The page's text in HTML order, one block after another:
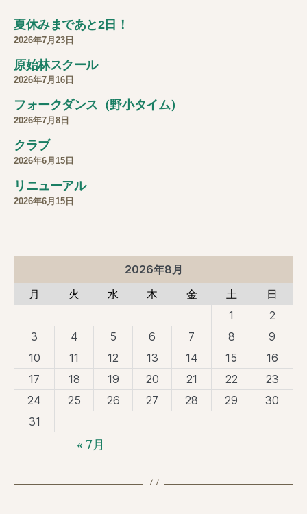
夏休みまであと2日！
2026年7月23日
原始林スクール
2026年7月16日
フォークダンス（野小タイム）
2026年7月8日
クラブ
2026年6月15日
リニューアル
2026年6月15日
2026年8月
月
火 水 木 金 土
日
1
2
3
4 5 6 7 8
9
10
11 12 13 14 15
16
17
18 19 20 21 22
23
24
25 26 27 28 29
30
31
« 7月